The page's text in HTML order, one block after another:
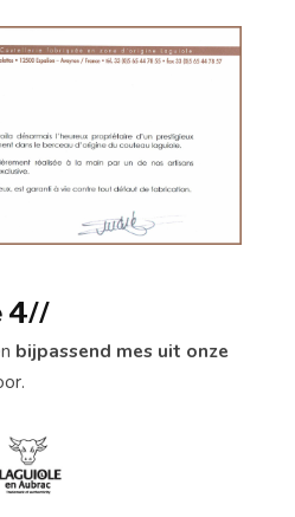
4//
bijpassend mes uit onze